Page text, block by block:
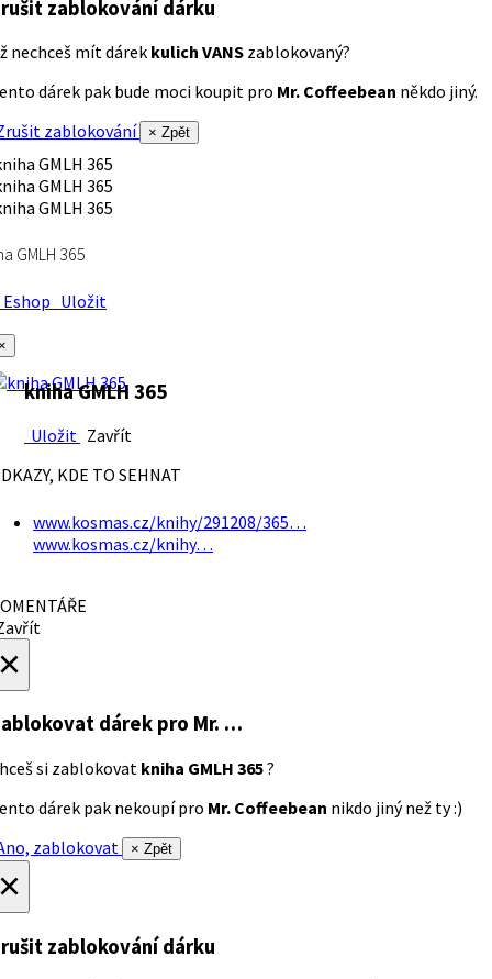
zablokování dárku
nechceš mít dárek kulich VANS zablokovaný?
dárek pak bude moci koupit pro Mr. Coffeebean někdo jiný.
zablokování
× Zpět
GMLH 365
Uložit
kniha GMLH 365
Uložit Zavřít
KDE TO SEHNAT
www.kosmas.cz/knihy/291208/365…
www.kosmas.cz/knihy…
dárek pro Mr. …
si zablokovat kniha GMLH 365?
dárek pak nekoupí pro Mr. Coffeebean nikdo jiný než ty :)
zablokovat
× Zpět
zablokování dárku